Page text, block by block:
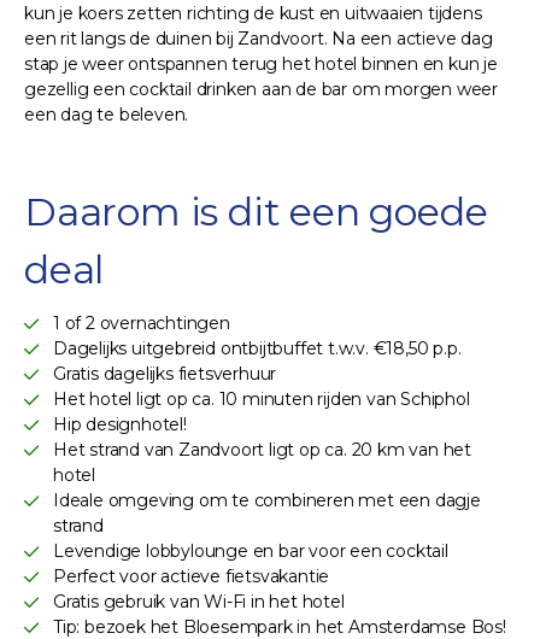
kun je koers zetten richting de kust en uitwaaien tijdens
een rit langs de duinen bij Zandvoort. Na een actieve dag
stap je weer ontspannen terug het hotel binnen en kun je
gezellig een cocktail drinken aan de bar om morgen weer
een dag te beleven.
Daarom is dit een goede
deal
1 of 2 overnachtingen
Dagelijks uitgebreid ontbijtbuffet t.w.v. €18,50 p.p.
Gratis dagelijks fietsverhuur
Het hotel ligt op ca. 10 minuten rijden van Schiphol
Hip designhotel!
Het strand van Zandvoort ligt op ca. 20 km van het
hotel
Ideale omgeving om te combineren met een dagje
strand
Levendige lobbylounge en bar voor een cocktail
Perfect voor actieve fietsvakantie
Gratis gebruik van Wi-Fi in het hotel
Tip: bezoek het Bloesempark in het Amsterdamse Bos!